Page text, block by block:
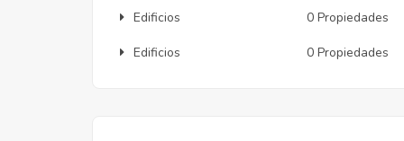
Edificios 0 Propiedades
Edificios 0 Propiedades